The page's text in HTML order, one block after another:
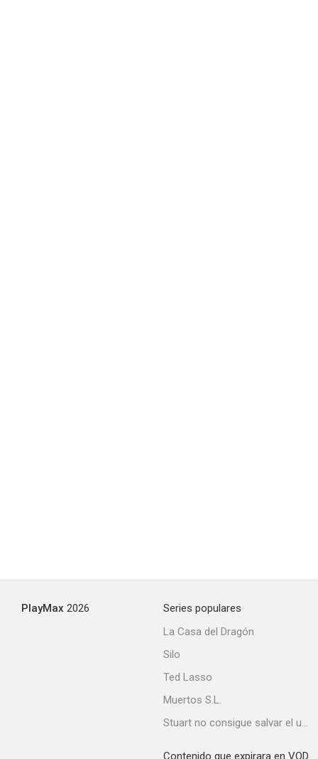
PlayMax 2026
Series populares
La Casa del Dragón
Silo
Ted Lasso
Muertos S.L.
Stuart no consigue salvar el universo
Contenido que expirara en VOD